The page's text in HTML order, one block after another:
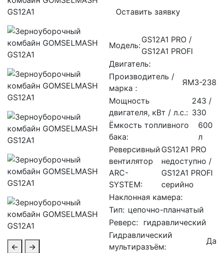
← →
Оставить заявку
Модель:
GS12A1 PRO /
GS12A1 PROFI
Двигатель:
Производитель /
марка :
ЯМЗ-238
Мощность
двигателя, кВт / л.с.:
243 /
330
Ёмкость топливного
бака:
600
л
Реверсивный
вентилятор
ARC-
SYSTEM:
GS12A1 PRO
недоступно /
GS12A1 PROFI
серийно
Наклонная камера:
Тип: цепочно-планчатый
Реверс: гидравлический
Гидравлический
мультиразъём:
Да